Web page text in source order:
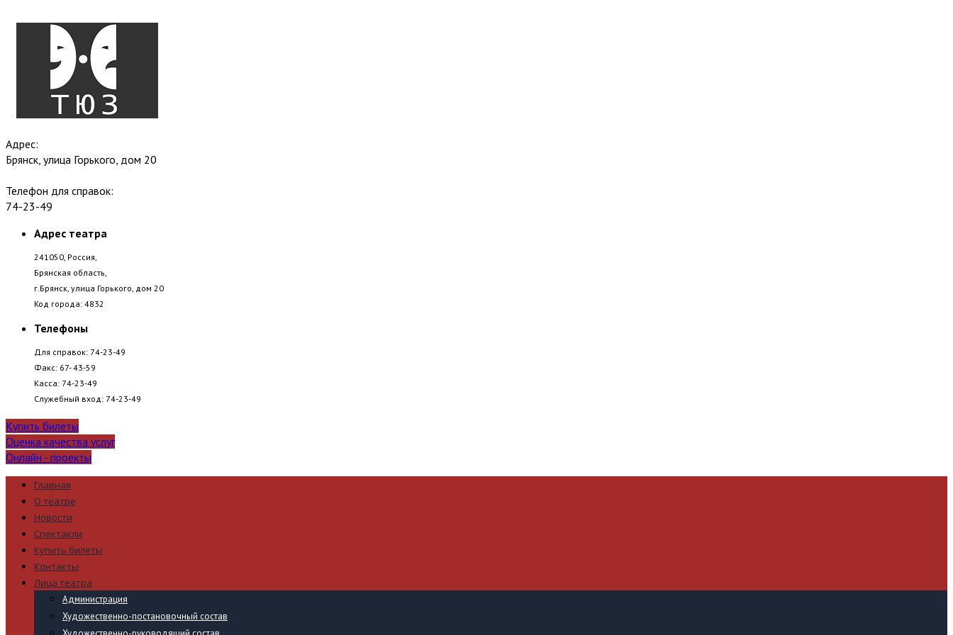
Адрес:
Брянск, улица Горького, дом 20
Телефон для справок:
74-23-49
Адрес театра
241050, Россия,
Брянская область,
г.Брянск, улица Горького, дом 20
Код города: 4832
Телефоны
Для справок: 74-23-49
Факс: 67- 43-59
Касса: 74-23-49
Служебный вход: 74-23-49
Купить билеты
Оценка качества услуг
Онлайн - проекты
Главная
О театре
Новости
Спектакли
Купить билеты
Контакты
Лица театра
Администрация
Художественно-постановочный состав